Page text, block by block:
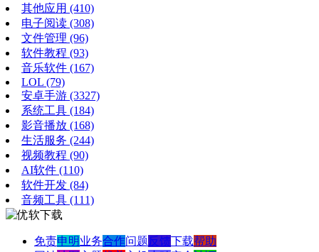
其他应用 (410)
电子阅读 (308)
文件管理 (96)
软件教程 (93)
音乐软件 (167)
LOL (79)
安卓手游 (3327)
系统工具 (184)
影音播放 (168)
生活服务 (244)
视频教程 (90)
AI软件 (110)
软件开发 (84)
音频工具 (111)
免责申明业务合作问题反馈下载帮助